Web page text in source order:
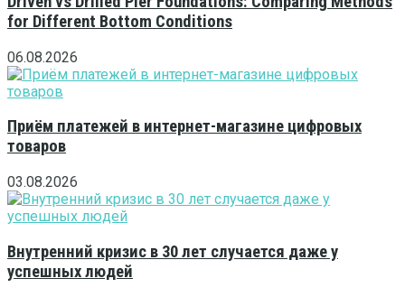
for Different Bottom Conditions
06.08.2026
Приём платежей в интернет-магазине цифровых
товаров
03.08.2026
Внутренний кризис в 30 лет случается даже у
успешных людей